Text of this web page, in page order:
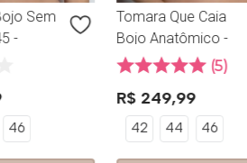
Sem
-
46
Tomara Que Caia
Bojo Anatômico -
356.12 - Everyday -
5
R$ 249,99
42 44 46